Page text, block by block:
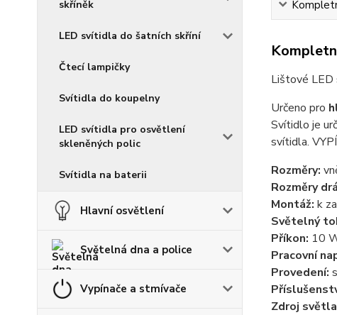
skříněk
LED svítidla do šatních skříní
Čtecí lampičky
Svítidla do koupelny
LED svítidla pro osvětlení
skleněných polic
Svítidla na baterii
Hlavní osvětlení
Světelná dna a police
Vypínače a stmívače
Lištové LED
Určeno pro
Svítidlo je
svítidla.
Rozměry:
Rozměry
Montáž: k
Světelný
Příkon: 10
Pracovní
Provedení:
Zdroj